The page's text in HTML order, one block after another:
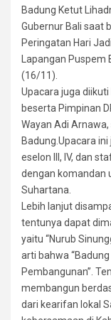
Badung Ketut
Gubernur Bali saat
Peringatan Hari
Lapangan
(16/11).
Upacara juga
beserta Pimpinan
Wayan Adi
Badung.Upacara
eselon III, IV, dan
dengan komandan
Suhartana.
Lebih lanjut
tentunya dapat
yaitu “Nurub
arti bahwa
Pembangunan”.
membangun
dari kearifan lokal